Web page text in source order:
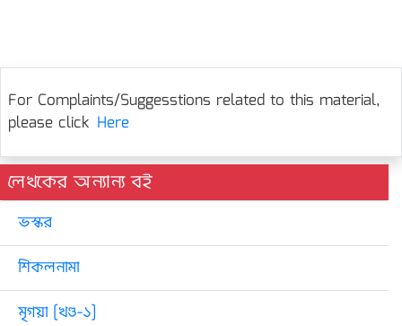
For Complaints/Suggesstions related to this material,
please click Here
লেখকের অন্যান্য বই
ভস্কর
শিকলনামা
মৃগয়া [খণ্ড-১]